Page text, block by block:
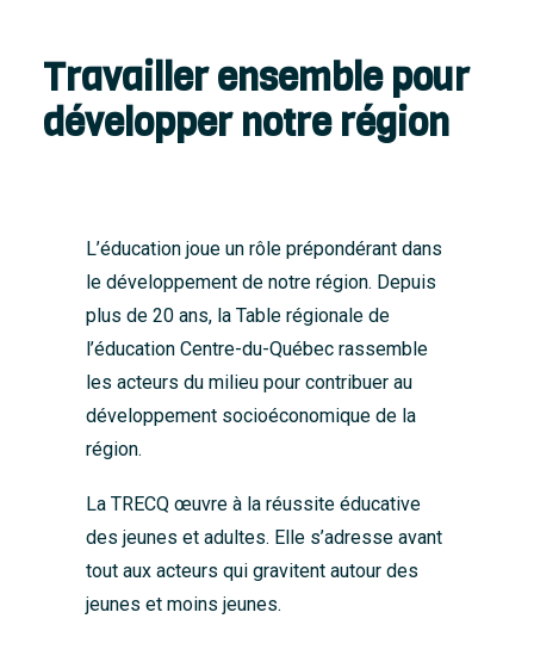
Travailler ensemble pour
développer notre région
L’éducation joue un rôle prépondérant dans
le développement de notre région. Depuis
plus de 20 ans, la Table régionale de
l’éducation Centre-du-Québec rassemble
les acteurs du milieu pour contribuer au
développement socioéconomique de la
région.
La TRECQ œuvre à la réussite éducative
des jeunes et adultes. Elle s’adresse avant
tout aux acteurs qui gravitent autour des
jeunes et moins jeunes.